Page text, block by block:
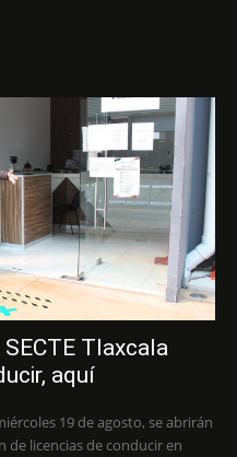
Tlaxcala
aquí
19 de agosto, se abrirán
de licencias de conducir en